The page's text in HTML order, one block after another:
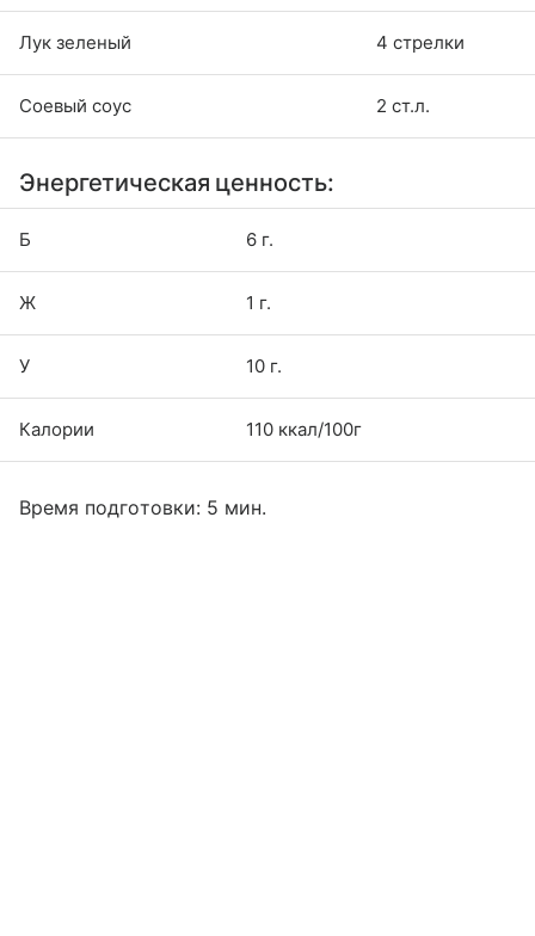
Лук зеленый 4 стрелки
Соевый соус 2 ст.л.
Энергетическая ценность:
Б 6 г.
Ж 1 г.
У 10 г.
Калории 110 ккал/100г
Время подготовки: 5 мин.